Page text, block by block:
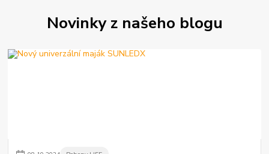
Novinky z našeho blogu